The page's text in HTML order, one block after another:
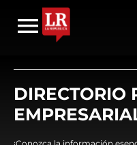
DIRECTORIO